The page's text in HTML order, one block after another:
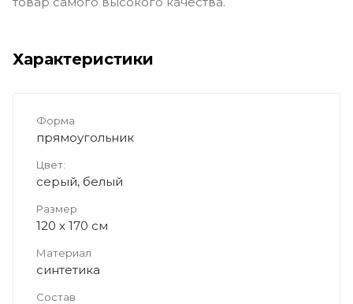
Характеристики
Форма
прямоугольник
Цвет:
серый, белый
Размер
120 x 170 см
Материал
синтетика
Состав